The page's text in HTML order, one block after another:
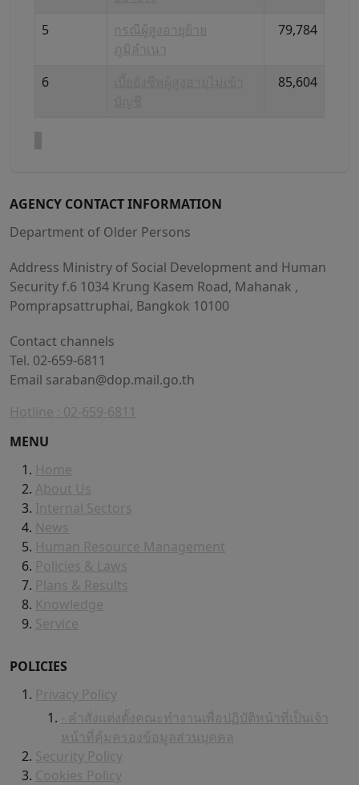
5
กรณีผู้สูงอายุย้าย
ภูมิลำเนา
79,784
6 85,604
AGENCY CONTACT INFORMATION
Department of Older Persons
Address Ministry of Social Development and Human
Security f.6 1034 Krung Kasem Road, Mahanak ,
Pomprapsattruphai, Bangkok 10100
Contact channels
Tel. 02-659-6811
Email saraban@dop.mail.go.th
Hotline : 02-659-6811
MENU
Home
About Us
Internal Sectors
News
Human Resource Management
Policies & Laws
Plans & Results
Knowledge
Service
POLICIES
Privacy Policy
- คำสั่งแต่งตั้งคณะทำงานเพื่อปฏิบัติหน้าที่เป็นเจ้า
หน้าที่คุ้มครองข้อมูลส่วนบุคคล
Security Policy
Cookies Policy